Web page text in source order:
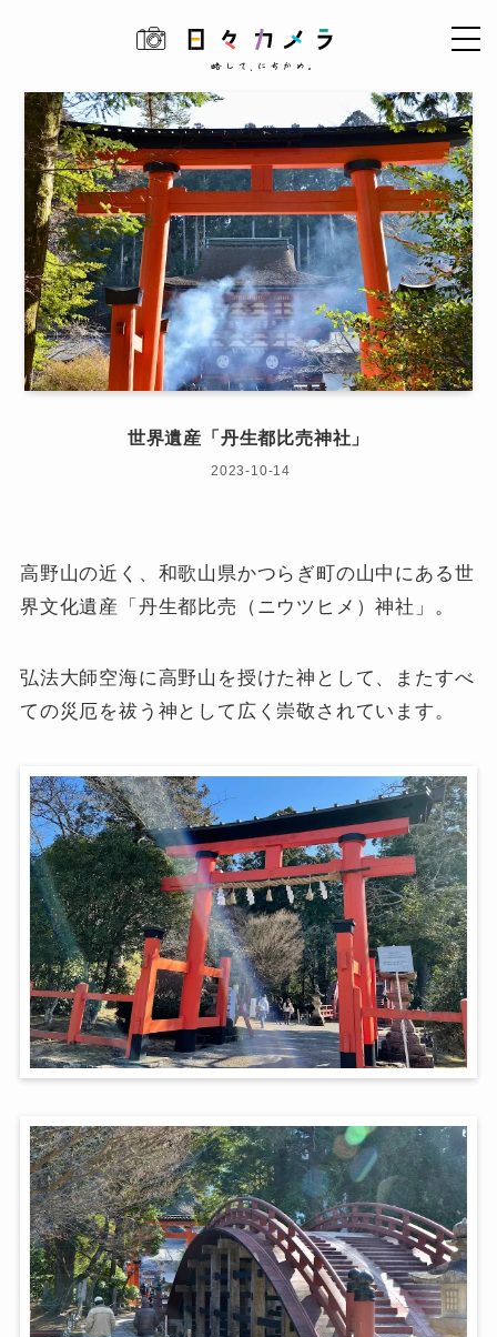
世界遺産「丹生都比売神社」
2023-10-14
高野山の近く、和歌山県かつらぎ町の山中にある世
界文化遺産「丹生都比売（ニウツヒメ）神社」。
弘法大師空海に高野山を授けた神として、またすべ
ての災厄を祓う神として広く崇敬されています。